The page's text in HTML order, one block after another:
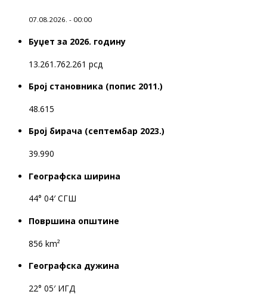
07.08.2026. - 00:00
Буџет за 2026. годину
13.261.762.261 рсд
Број становника (попис 2011.)
48.615
Број бирача (септембар 2023.)
39.990
Географска ширина
44° 04′ СГШ
Површина општине
856 km²
Географска дужина
22° 05′ ИГД